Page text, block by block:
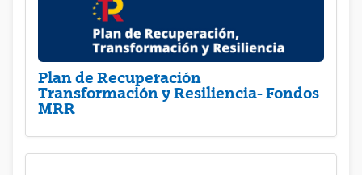
Plan de Recuperación
Transformación y Resiliencia- Fondos
MRR